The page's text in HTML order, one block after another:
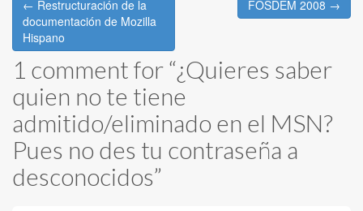
navigation
← Restructuración de la
documentación de Mozilla
Hispano
FOSDEM 2008 →
1 comment for “¿Quieres saber
quien no te tiene
admitido/eliminado en el MSN?
Pues no des tu contraseña a
desconocidos”